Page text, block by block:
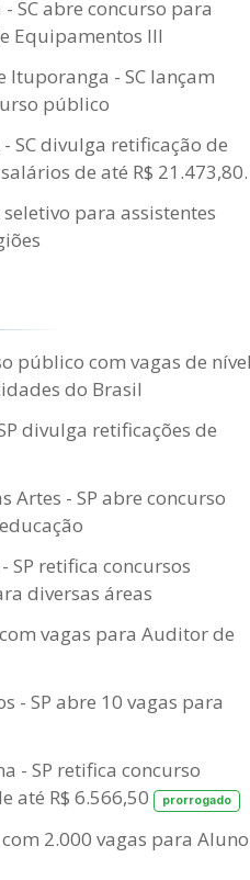
SC abre concurso para
Equipamentos III
Ituporanga - SC lançam
público
SC divulga retificação de
de até R$ 21.473,80.
seletivo para assistentes
público com vagas de
do Brasil
divulga retificações de
Artes - SP abre concurso
SP retifica concursos
diversas áreas
vagas para Auditor de
- SP abre 10 vagas para
- SP retifica concurso
até R$ 6.566,50
prorrogado
2.000 vagas para